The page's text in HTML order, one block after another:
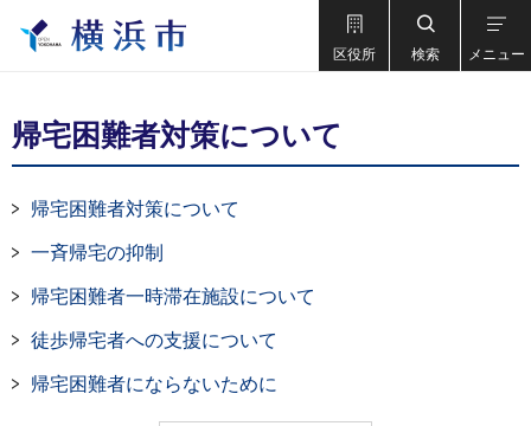
区役所 検索 メニュー
帰宅困難者対策について
帰宅困難者対策について
一斉帰宅の抑制
帰宅困難者一時滞在施設について
徒歩帰宅者への支援について
帰宅困難者にならないために